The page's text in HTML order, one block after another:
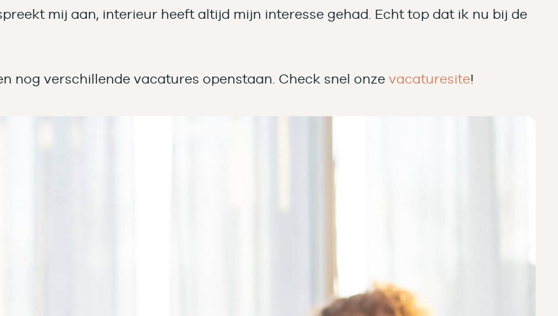
mij aan, interieur heeft altijd mijn interesse gehad. Echt top dat ik nu bij de
nog verschillende vacatures openstaan. Check snel onze vacaturesite!